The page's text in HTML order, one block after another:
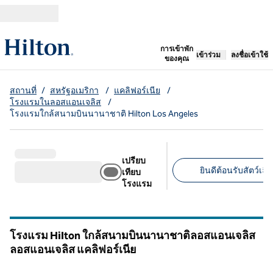
การเข้าพัก
ของคุณ
เปิดแท็บใหม่
เข้าร่วม ลงชื่อเข้าใช้
สถานที่ / สหรัฐอเมริกา / แคลิฟอร์เนีย
/
โรงแรมในลอสแอนเจลิส
/
โรงแรมใกล้สนามบินนานาชาติ Hilton Los Angeles
เปรียบ
เทียบ
โรงแรม
ยินดีต้อนรับสัตว์เลี้ย
โรงแรม Hilton ใกล้สนามบินนานาชาติลอสแอนเจลิส
ลอสแอนเจลิสแคลิฟอร์เนีย